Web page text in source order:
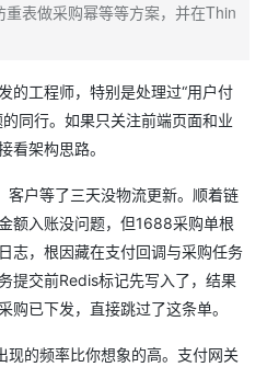
表做采购幂等等方案，并在Thin
的工程师，特别是处理过“用户付
同行。如果只关注前端页面和业
看架构思路。
客户等了三天没物流更新。顺着链
额入账没问题，但1688采购单根
志，根因藏在支付回调与采购任务
交前Redis标记先写入了，结果
购已下发，直接跳过了这条单。
现的频率比你想象的高。支付网关